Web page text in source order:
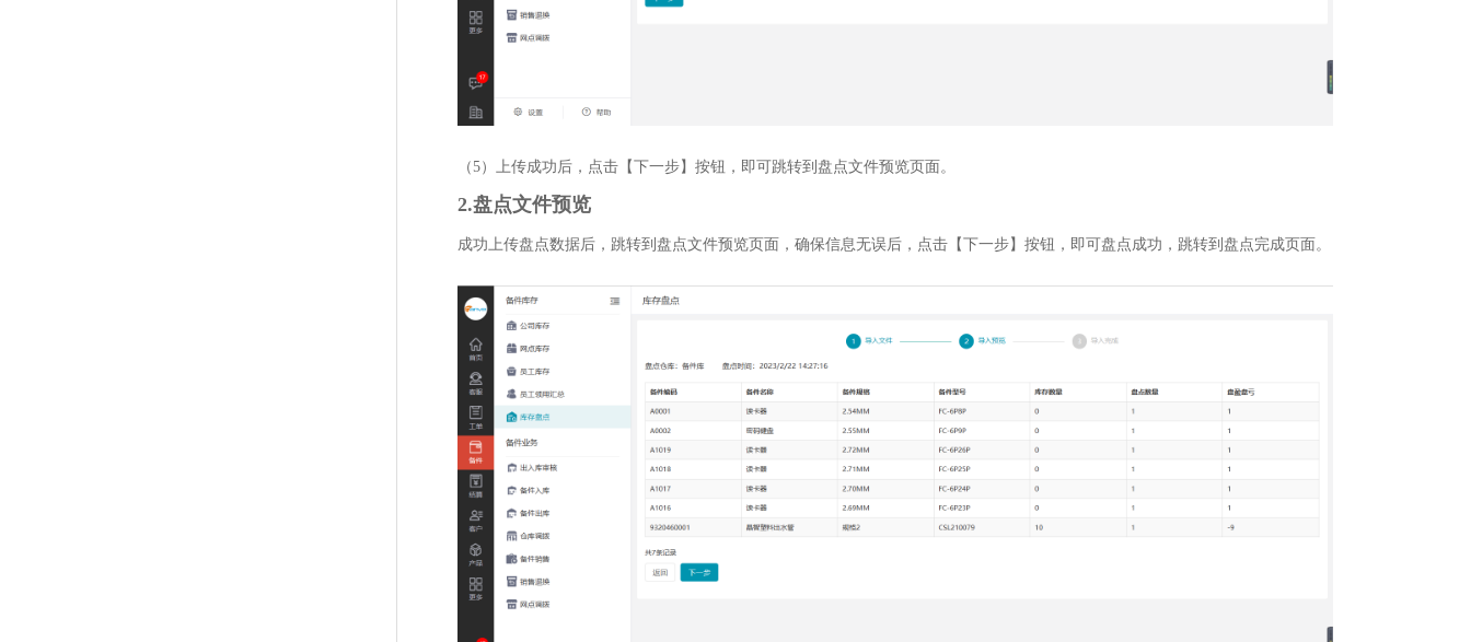
（5）上传成功后，点击【下一步】按钮，即可跳转到盘点文件预览页面。
2.盘点文件预览
成功上传盘点数据后，跳转到盘点文件预览页面，确保信息无误后，点击【下一步】按钮，即可盘点成功，跳转到盘点完成页面。